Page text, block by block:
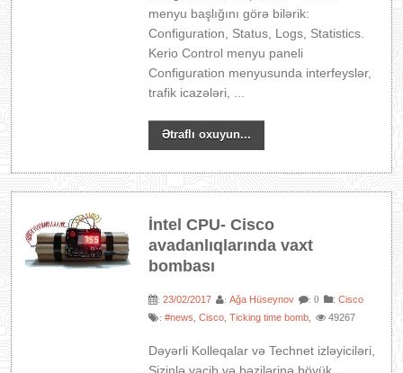
menyu başlığını görə bilərik:
Configuration, Status, Logs, Statistics.
Kerio Control menyu paneli
Configuration menyusunda interfeyslər,
trafik icazələri, ...
Ətraflı oxuyun...
İntel CPU- Cisco
avadanlıqlarında vaxt
bombası
:23/02/2017 :Ağa Hüseynov : 0 :Cisco
:#news ,Cisco ,Ticking time bomb 49267
Dəyərli Kolleqalar və Technet izləyiciləri,